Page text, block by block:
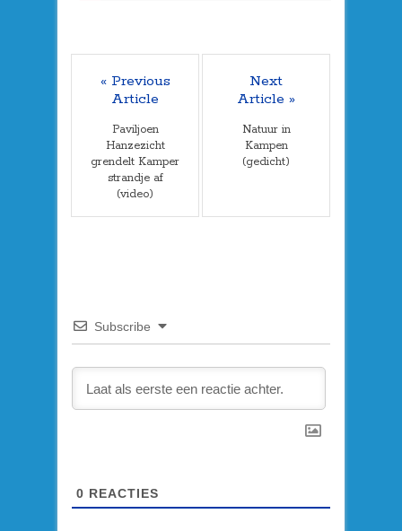
« Previous
Article
Paviljoen
Hanzezicht
grendelt Kamper
strandje af
(video)
Next
Article »
Natuur in
Kampen
(gedicht)
Subscribe
0 REACTIES